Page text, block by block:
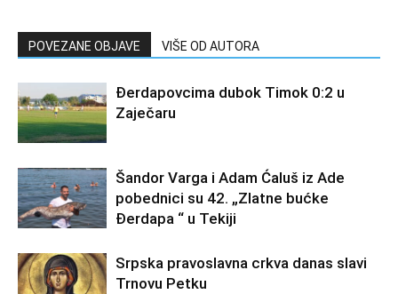
POVEZANE OBJAVE VIŠE OD AUTORA
Đerdapovcima dubok Timok 0:2 u
Zaječaru
Šandor Varga i Adam Ćaluš iz Ade
pobednici su 42. „Zlatne bućke
Đerdapa “ u Tekiji
Srpska pravoslavna crkva danas slavi
Trnovu Petku